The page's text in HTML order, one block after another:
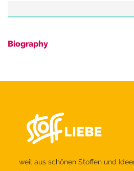
Biography
weil aus schönen Stoffen und